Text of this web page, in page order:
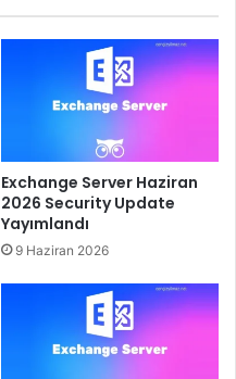
Exchange Server Haziran
2026 Security Update
Yayımlandı
9 Haziran 2026